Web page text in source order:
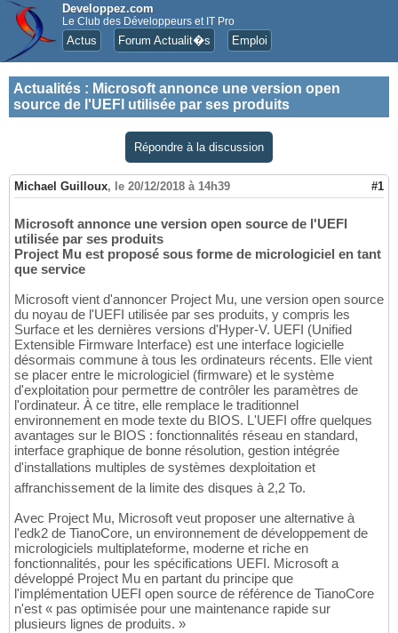
Developpez.com
Le Club des Développeurs et IT Pro
Actus Forum Actualit�s Emploi
Actualités : Microsoft annonce une version open
source de l'UEFI utilisée par ses produits
Répondre à la discussion
Michael Guilloux, le 20/12/2018 à 14h39 #1
Microsoft annonce une version open source de l'UEFI
utilisée par ses produits
Project Mu est proposé sous forme de micrologiciel en tant
que service
Microsoft vient d'annoncer Project Mu, une version open source
du noyau de l'UEFI utilisée par ses produits, y compris les
Surface et les dernières versions d'Hyper-V. UEFI (Unified
Extensible Firmware Interface) est une interface logicielle
désormais commune à tous les ordinateurs récents. Elle vient
se placer entre le micrologiciel (firmware) et le système
d'exploitation pour permettre de contrôler les paramètres de
l'ordinateur. À ce titre, elle remplace le traditionnel
environnement en mode texte du BIOS. L'UEFI offre quelques
avantages sur le BIOS : fonctionnalités réseau en standard,
interface graphique de bonne résolution, gestion intégrée
d'installations multiples de systèmes dexploitation et
affranchissement de la limite des disques à 2,2 To.
Avec Project Mu, Microsoft veut proposer une alternative à
l'edk2 de TianoCore, un environnement de développement de
micrologiciels multiplateforme, moderne et riche en
fonctionnalités, pour les spécifications UEFI. Microsoft a
développé Project Mu en partant du principe que
l'implémentation UEFI open source de référence de TianoCore
n'est « pas optimisée pour une maintenance rapide sur
plusieurs lignes de produits. »